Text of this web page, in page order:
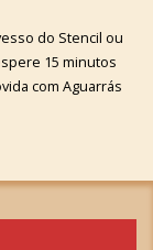
do Stencil ou
15 minutos
com Aguarrás